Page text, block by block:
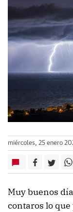
miércoles, 25 enero
Muy buenos
contaros lo que